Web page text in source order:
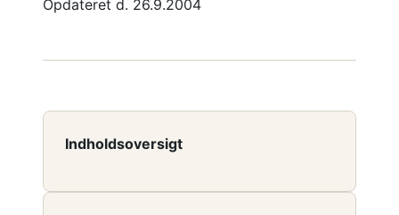
Indholdsoversigt
Opdateret d. 26.9.2004